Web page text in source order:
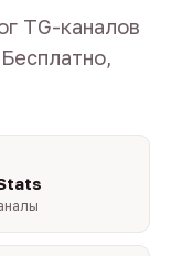
TG-каналов